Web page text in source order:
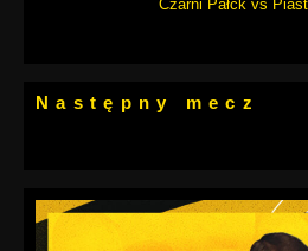
Czarni Pałck vs
Następny mecz